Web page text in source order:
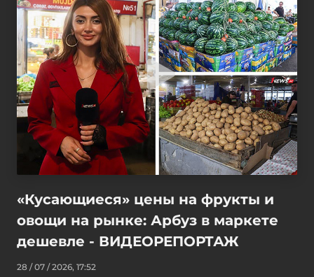
«Кусающиеся» цены на фрукты и
овощи на рынке: Арбуз в маркете
дешевле - ВИДЕОРЕПОРТАЖ
28 / 07 / 2026, 17:52